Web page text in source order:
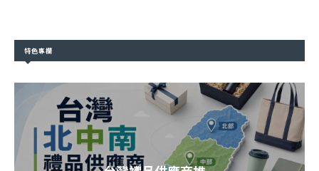
特色專欄